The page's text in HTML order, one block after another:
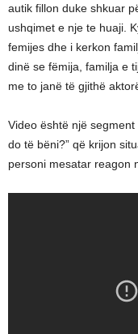
autik fillon duke shkuar
ushqimet e nje te huaji.
femijes dhe i kerkon
dinë se fëmija, familja e
me to janë të gjithë
Video është një
do të bëni?” që krijon
personi mesatar reagon